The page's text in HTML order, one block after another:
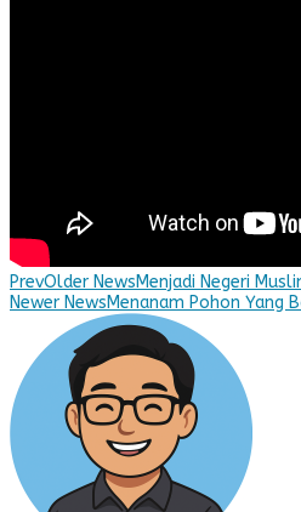
PrevOlder NewsMenjadi Negeri
Newer NewsMenanam Pohon Yang